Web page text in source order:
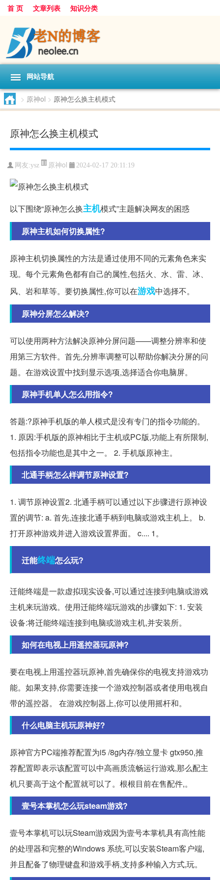
首 页 文章列表 知识分类
网站导航
> 原神ol > 原神怎么换主机模式
原神怎么换主机模式
网友:ysz 原神ol 2024-02-17 20:11:19
以下围绕“原神怎么换主机模式”主题解决网友的困惑
原神主机如何切换属性?
原神主机切换属性的方法是通过使用不同的元素角色来实
现。每个元素角色都有自己的属性,包括火、水、雷、冰、
风、岩和草等。要切换属性,你可以在游戏中选择不。
原神分屏怎么解决?
可以使用两种方法解决原神分屏问题——调整分辨率和使
用第三方软件。首先,分辨率调整可以帮助你解决分屏的问
题。在游戏设置中找到显示选项,选择适合你电脑屏。
原神手机单人怎么用指令?
答题:?原神手机版的单人模式是没有专门的指令功能的。
1. 原因:手机版的原神相比于主机或PC版,功能上有所限制,
包括指令功能也是其中之一。 2. 手机版原神主。
北通手柄怎么样调节原神设置?
1. 调节原神设置2. 北通手柄可以通过以下步骤进行原神设
置的调节: a. 首先,连接北通手柄到电脑或游戏主机上。 b.
打开原神游戏并进入游戏设置界面。 c.... 1。
迁能终端怎么玩?
迁能终端是一款虚拟现实设备,可以通过连接到电脑或游戏
主机来玩游戏。使用迁能终端玩游戏的步骤如下: 1. 安装
设备:将迁能终端连接到电脑或游戏主机,并安装所。
如何在电视上用遥控器玩原神?
要在电视上用遥控器玩原神,首先确保你的电视支持游戏功
能。如果支持,你需要连接一个游戏控制器或者使用电视自
带的遥控器。 在游戏控制器上,你可以使用摇杆和。
什么电脑主机玩原神好?
原神官方PC端推荐配置为i5 /8g内存/独立显卡 gtx950,推
荐配置即表示该配置可以中高画质流畅运行游戏,那么配主
机只要高于这个配置就可以了。根根目前在售配件,。
壹号本掌机怎么玩steam游戏?
壹号本掌机可以玩Steam游戏因为壹号本掌机具有高性能
的处理器和完整的Windows 系统,可以安装Steam客户端,
并且配备了物理键盘和游戏手柄,支持多种输入方式,玩。